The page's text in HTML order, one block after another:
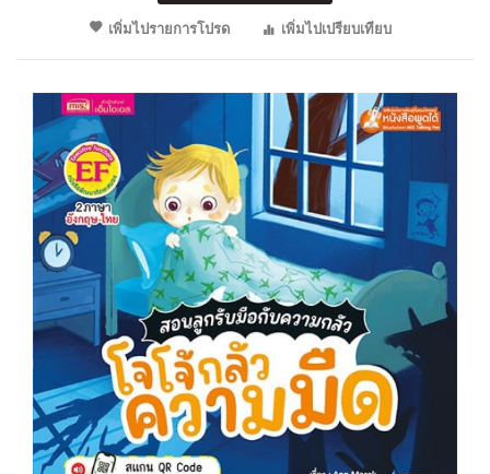
เพิ่มไปรายการโปรด
เพิ่มไปเปรียบเทียบ